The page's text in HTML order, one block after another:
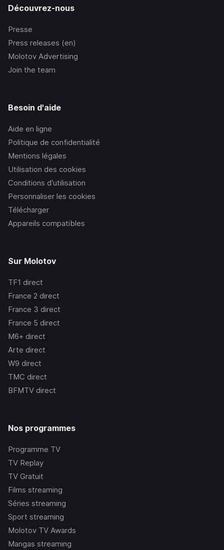
Découvrez-nous
Presse
Press releases (en)
Molotov Advertising
Join the team
Besoin d'aide
Aide en ligne
Politique de confidentialité
Mentions légales
Utilisation des cookies
Conditions d’utilisation
Personnaliser les cookies
Télécharger
Appareils compatibles
Sur Molotov
TF1 direct
France 2 direct
France 3 direct
France 5 direct
M6+ direct
Arte direct
W9 direct
TMC direct
BFMTV direct
Nos programmes
Programme TV
TV Replay
TV Gratuit
Films streaming
Séries streaming
Sport streaming
Molotov TV Awards
Mangas streaming